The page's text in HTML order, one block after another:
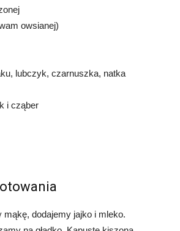
owsianej)
lubczyk, czarnuszka, natka
i cząber
dodajemy jajko i mleko.